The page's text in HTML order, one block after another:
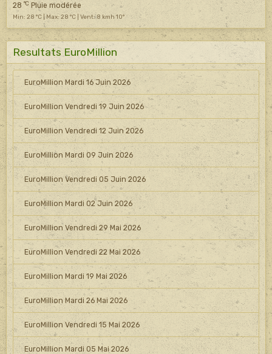
28 °C Pluie modérée
Min: 28 °C | Max: 28 °C | Vent: 8 kmh 10°
Resultats EuroMillion
EuroMillion Mardi 16 Juin 2026
EuroMillion Vendredi 19 Juin 2026
EuroMillion Vendredi 12 Juin 2026
EuroMillion Mardi 09 Juin 2026
EuroMillion Vendredi 05 Juin 2026
EuroMillion Mardi 02 Juin 2026
EuroMillion Vendredi 29 Mai 2026
EuroMillion Vendredi 22 Mai 2026
EuroMillion Mardi 19 Mai 2026
EuroMillion Mardi 26 Mai 2026
EuroMillion Vendredi 15 Mai 2026
EuroMillion Mardi 05 Mai 2026